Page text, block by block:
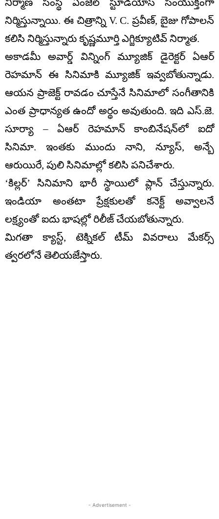
నిర్మాణ సంస్థ ఏంజెల్ స్టూడియోస్ సంయుక్తంగా
నిర్మిస్తున్నాయి. ఈ చిత్రాన్ని V. C. ప్రవీణ్, బైజు గోపాలన్
కలిసి నిర్మిస్తున్నారు కృష్ణమూర్తి ఎగ్జిక్యూటివ్ నిర్మాత.
అకాడమీ అవార్డ్ విన్నింగ్ మ్యూజిక్ డైరెక్టర్ ఏఆర్
రెహమాన్ ఈ సినిమాకి మ్యూజిక్ ఇవ్వబోతున్నాడు.
ఆయన ప్రాజెక్ట్ రావడం చూస్తేనే సినిమాలో సంగీతానికి
ఎంత ప్రాధాన్యత ఉందో అర్థం అవుతుంది. ఇది ఎస్.జె.
సూర్యా – ఏఆర్ రెహమాన్ కాంబినేషన్‌లో ఐదో
సినిమా. ఇంతకు ముందు నాని, న్యూస్, అన్బే
ఆరుయిరే, పులి సినిమాల్లో కలిసి పనిచేశారు.
‘కిల్లర్’ సినిమాని భారీ స్థాయిలో ప్లాన్ చేస్తున్నారు.
ఇండియా అంతటా ప్రేక్షకులతో కనెక్ట్ అవ్వాలనే
లక్ష్యంతో ఐదు భాషల్లో రిలీజ్ చేయబోతున్నారు.
మిగతా క్యాస్ట్, టెక్నికల్ టీమ్ వివరాలు మేకర్స్
త్వరలోనే తెలియజేస్తారు.
- Advertisement -